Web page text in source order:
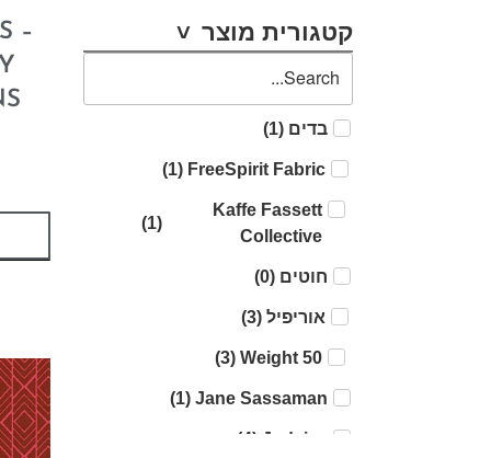
קטגורית מוצר
בדים (
1
)
FreeSpirit Fabric
(
1
)
Kaffe Fassett
Collective
(
1
)
חוטים (
0
)
אוריפיל (
3
)
50 Weight
(
3
)
Jane Sassaman
(
1
)
Judaica
(
4
)
–